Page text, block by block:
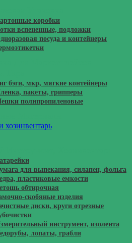
коробки
вспененные, подложки
посуда и контейнеры
бэги, мкр, мягкие контейнеры
пакеты, грипперы
полипропиленовые
хозинвентарь
для выпекания, силапен, фольга
пластиковые емкости
обтирочная
скобяные изделия
диски, круги отрезные
инструмент, изолента
лопаты, грабли